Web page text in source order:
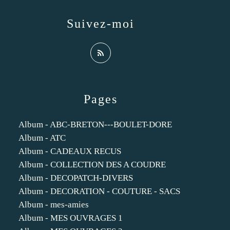
Pages
Album - ABC-BRETON---BOULET-DORE
Album - ATC
Album - CADEAUX RECUS
Album - COLLECTION DES A COUDRE
Album - DECOPATCH-DIVERS
Album - DECORATION - COUTURE - SACS
Album - mes-amies
Album - MES OUVRAGES 1
Suivez-moi